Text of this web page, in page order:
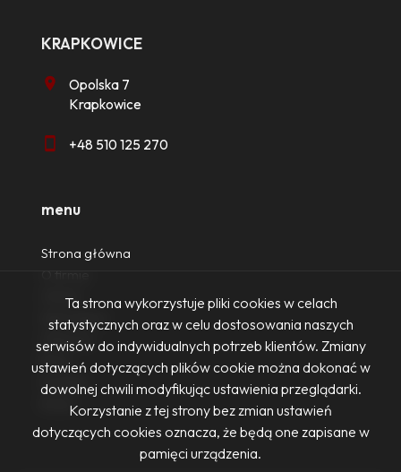
KRAPKOWICE
Opolska 7
Krapkowice
+48 510 125 270
menu
Strona główna
Oferty
Zgłoszenia
Ulubione
Blog
Kontakt
Rodo
Ta strona wykorzystuje pliki cookies w celach
statystycznych oraz w celu dostosowania naszych
serwisów do indywidualnych potrzeb klientów. Zmiany
ustawień dotyczących plików cookie można dokonać w
dowolnej chwili modyfikując ustawienia przeglądarki.
Korzystanie z tej strony bez zmian ustawień
dotyczących cookies oznacza, że będą one zapisane w
pamięci urządzenia.